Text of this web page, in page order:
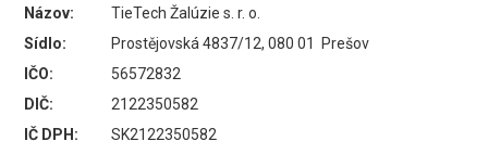
Názov:
TieTech Žalúzie s. r. o.
Sídlo:
Prostějovská 4837/12, 080 01 Prešov
IČO:
56572832
DIČ:
2122350582
IČ DPH:
SK2122350582